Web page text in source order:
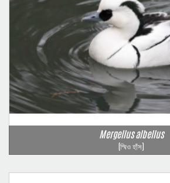
Mergellus albellus
(স্মিও হাঁস)